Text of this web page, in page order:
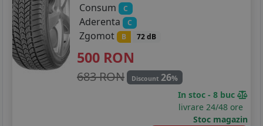
Consum
C
Aderenta C
Zgomot B 72 dB
500 RON
683 RON Discount 26%
In stoc - 8 buc
livrare 24/48 ore
Stoc magazin